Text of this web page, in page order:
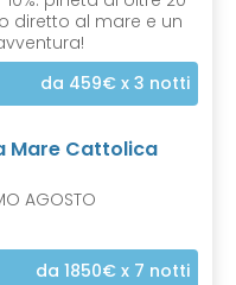
diretto al mare e un
da 459€ x 3 notti
Mare Cattolica
AGOSTO
da 1850€ x 7 notti